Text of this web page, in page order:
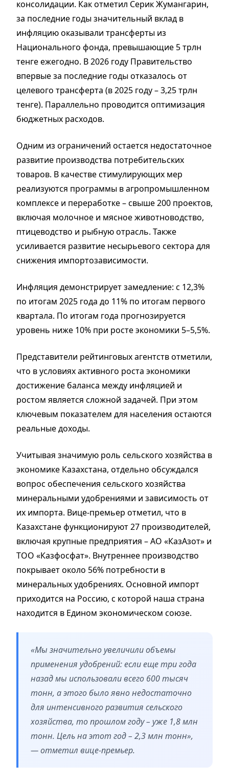
консолидации. Как отметил Серик Жумангарин,
за последние годы значительный вклад в
инфляцию оказывали трансферты из
Национального фонда, превышающие 5 трлн
тенге ежегодно. В 2026 году Правительство
впервые за последние годы отказалось от
целевого трансферта (в 2025 году – 3,25 трлн
тенге). Параллельно проводится оптимизация
бюджетных расходов.
Одним из ограничений остается недостаточное
развитие производства потребительских
товаров. В качестве стимулирующих мер
реализуются программы в агропромышленном
комплексе и переработке – свыше 200 проектов,
включая молочное и мясное животноводство,
птицеводство и рыбную отрасль. Также
усиливается развитие несырьевого сектора для
снижения импортозависимости.
Инфляция демонстрирует замедление: с 12,3%
по итогам 2025 года до 11% по итогам первого
квартала. По итогам года прогнозируется
уровень ниже 10% при росте экономики 5–5,5%.
Представители рейтинговых агентств отметили,
что в условиях активного роста экономики
достижение баланса между инфляцией и
ростом является сложной задачей. При этом
ключевым показателем для населения остаются
реальные доходы.
Учитывая значимую роль сельского хозяйства в
экономике Казахстана, отдельно обсуждался
вопрос обеспечения сельского хозяйства
минеральными удобрениями и зависимость от
их импорта. Вице-премьер отметил, что в
Казахстане функционируют 27 производителей,
включая крупные предприятия – АО «КазАзот» и
ТОО «Казфосфат». Внутреннее производство
покрывает около 56% потребности в
минеральных удобрениях. Основной импорт
приходится на Россию, с которой наша страна
находится в Едином экономическом союзе.
«Мы значительно увеличили объемы
применения удобрений: если еще три года
назад мы использовали всего 600 тысяч
тонн, а этого было явно недостаточно
для интенсивного развития сельского
хозяйства, то прошлом году – уже 1,8 млн
тонн. Цель на этот год – 2,3 млн тонн»,
— отметил вице-премьер.